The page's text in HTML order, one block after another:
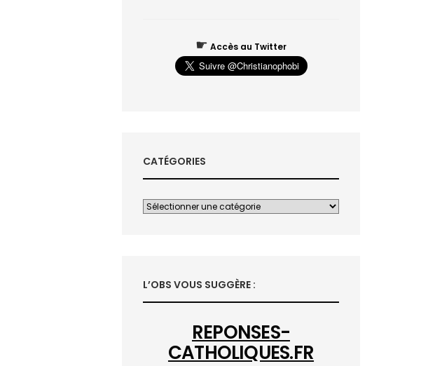
☛ Accès au Twitter
CATÉGORIES
L’OBS VOUS SUGGÈRE :
REPONSES-
CATHOLIQUES.FR